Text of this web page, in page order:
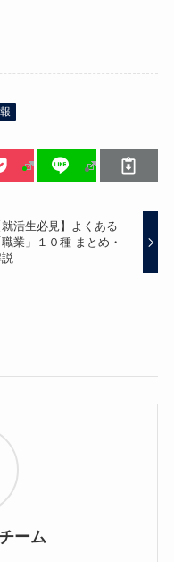
就活生必見】よくある
職業」１０種 まとめ・
ーム